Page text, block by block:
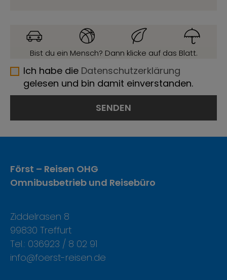
Bist du ein Mensch? Dann klicke auf das Blatt.
Ich habe die Datenschutzerklärung
gelesen und bin damit einverstanden.
Först – Reisen OHG
Omnibusbetrieb und Reisebüro
Ziddelrasen 8
99830 Treffurt
Tel.: 036923 / 8 02 91
info@foerst-reisen.de